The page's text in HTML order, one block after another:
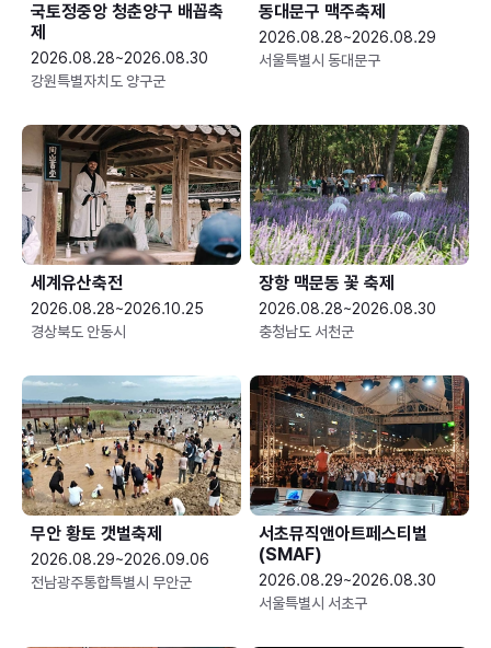
국토정중앙 청춘양구 배꼽축
제
2026.08.28~2026.08.30
강원특별자치도 양구군
동대문구 맥주축제
2026.08.28~2026.08.29
서울특별시 동대문구
세계유산축전
2026.08.28~2026.10.25
경상북도 안동시
장항 맥문동 꽃 축제
2026.08.28~2026.08.30
충청남도 서천군
무안 황토 갯벌축제
2026.08.29~2026.09.06
전남광주통합특별시 무안군
서초뮤직앤아트페스티벌
(SMAF)
2026.08.29~2026.08.30
서울특별시 서초구